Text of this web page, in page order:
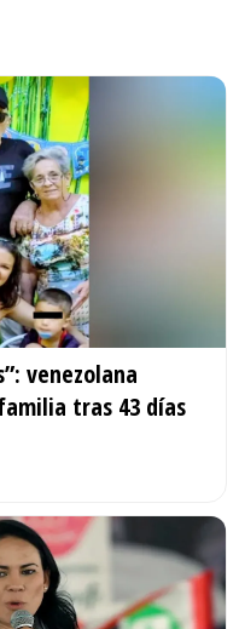
venezolana
tras 43 días